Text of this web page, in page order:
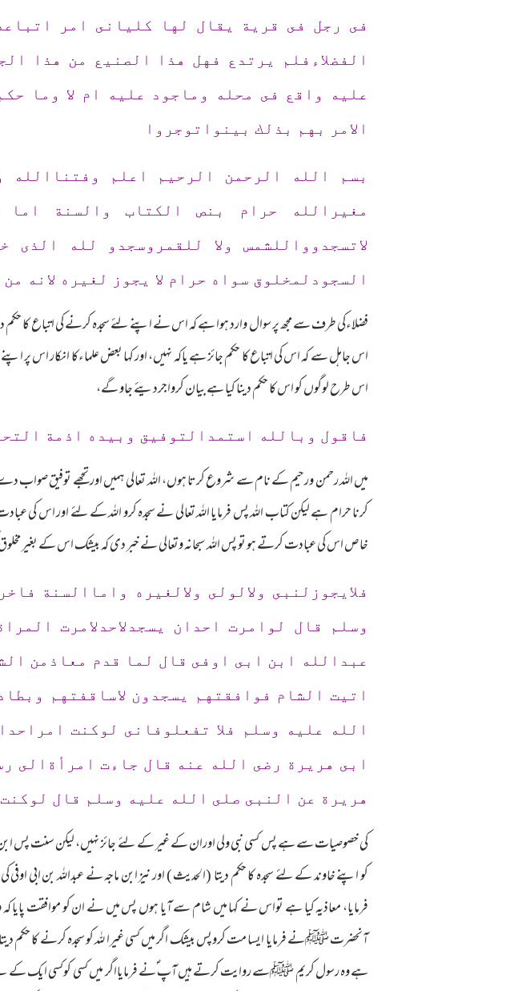
فى رجل فى قرية يقال لها كليانى امر
الفضلاءفلم يرتدع فهل هذا الصنيع من هذا
عليه واقع فى محله وماجود عليه ام لا وما
الامر بهم بذلك بينواتوجروا
بسم الله الرحمن الرحيم اعلم
مغيرالله حرام بنص الكتاب والسنة اما
لاتسجدوواللشمس ولا للقمروسجدو لله
السجودلمخلوق سواه حرام لا يجوز لغيره لانه
فضلاءکی طرف سے مجھ پر سوال وارد ہوا ہے کہ اس نے اپنے لئے سجدہ کرنے کی اتباع کا حکم
اس جاہل سے کہ اس کی اتباع کا حکم جائز ہے یاکہ نہیں، اور کہا بعض علماءکا انکار اس پر
اس طرح لوگوں کو اس کا حکم دینا کیا ہے بیان کرواجردیئے جاو گے،
فاقول وبالله استمدالتوفيق وبيده اذمة
میں اللہ رحمن ورحیم کے نام سے شروع کرتا ہوں، اللہ تعالی ہمیں اور تجھے توفیق
کرنا حرام ہے لیکن کتاب اللہ پس فرمایا اللہ تعالی نے سجدہ کرو اللہ کے لئے اور اس کی
خاص اس کی عبادت کرتے ہو تو پس اللہ سبحانہ وتعالی نے خبر دی کہ بیشک اس کے بغیر مخلوق کو
فلايجوزلنبى ولالولى ولالغيره واماالسنة
وسلم قال لوامرت احدان يسجدلاحدلامرت
عبدالله ابن ابى اوفى قال لما قدم معاذمن
اتيت الشام فوافقتهم يسجدون لاساقفتهم
الله عليه وسلم فلا تفعلوفانى لوكنت
ابى هريرة رضى الله عنه قال جاءت امرأةالى
هريرة عن النبى صلى الله عليه وسلم قال
کی خصوصیات سے ہے پس کسی نبی ولی اوران کے غیر کے لئے جائز نہیں، لیکن سنت پس ابن
کو اپنے خاوند کے لئے سجدہ کا حکم دیتا (الحدیث ) اور نیز ابن ماجہ نے عبداللہ
فرمایا، معاذیہ کیا ہے تواس نے کہا میں شام سے آیا ہوں پس میں نے ان کو موافقت
آنحضرت ﷺنے فرمایا ایسا مت کروپس بیشک اگر میں کسی غیرا للہ کو سجدہ کرنے کا حکم
ہے وہ رسول کریم ﷺسے روایت کرتے ہیں آپ ؐنے فرمایااگر میں کسی کوکسی ایک کے لئے